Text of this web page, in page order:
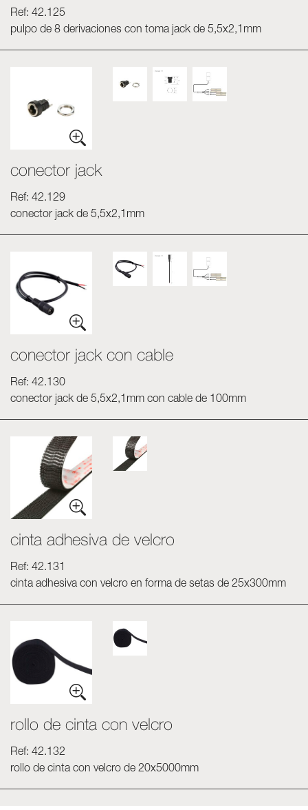
Ref: 42.125
pulpo de 8 derivaciones con toma jack de 5,5x2,1mm
conector jack
Ref: 42.129
conector jack de 5,5x2,1mm
conector jack con cable
Ref: 42.130
conector jack de 5,5x2,1mm con cable de 100mm
cinta adhesiva de velcro
Ref: 42.131
cinta adhesiva con velcro en forma de setas de 25x300mm
rollo de cinta con velcro
Ref: 42.132
rollo de cinta con velcro de 20x5000mm